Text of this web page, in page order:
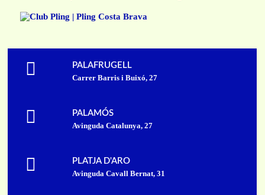
PALAFRUGELL
Carrer Barris i Buixó, 27
PALAMÓS
Avinguda Catalunya, 27
PLATJA D'ARO
Avinguda Cavall Bernat, 31